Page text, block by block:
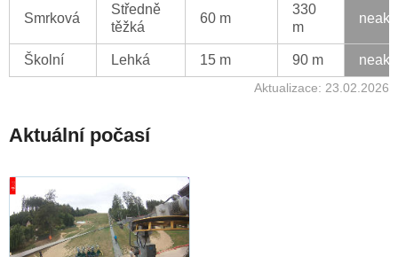
Smrková
Středně
těžká
60 m
330
m
Školní Lehká 15 m 90 m
Aktualizace: 23.02.2026
Aktuální počasí